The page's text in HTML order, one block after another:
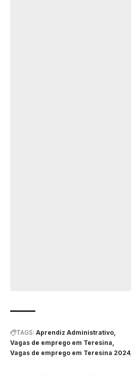
TAGS: Aprendiz Administrativo
Vagas de emprego em Teresina
Vagas de emprego em Teresina 2024